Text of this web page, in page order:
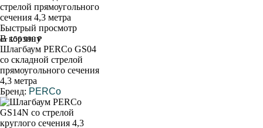
Быстрый просмотр
В корзину
от 156 990 ₽
Шлагбаум PERCo GS04
со складной стрелой
прямоугольного сечения
4,3 метра
Бренд: PERCo